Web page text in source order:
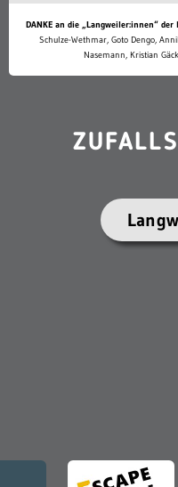
DANKE an die „Langweiler:innen“
Schulze-Wethmar, Goto Dengo,
Nasemann, Kristian